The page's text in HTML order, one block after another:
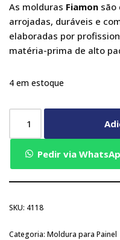
As molduras Fiamon são
arrojadas, duráveis e
elaboradas por
matéria-prima de alto
4 em estoque
Pedir via
SKU: 4118
Categoria: Moldura para Painel